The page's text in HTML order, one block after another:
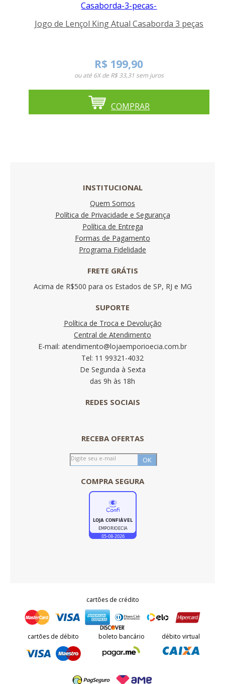
Jogo de Lençol King Atual Casaborda 3 peças
R$ 199,90
ou até6X de R$ 33,31 sem juros
COMPRAR
INSTITUCIONAL
Quem Somos
Política de Privacidade e Segurança
Política de Entrega
Formas de Pagamento
Programa Fidelidade
FRETE GRÁTIS
Acima de R$500 para os Estados de SP, RJ e MG
SUPORTE
Política de Troca e Devolução
Central de Atendimento
E-mail: atendimento@lojaemporioecia.com.br
Tel: 11 99321-4032
De Segunda à Sexta
das 9h às 18h
REDES SOCIAIS
RECEBA OFERTAS
COMPRA SEGURA
cartões de crédito
cartões de débito boleto bancário débito virtual